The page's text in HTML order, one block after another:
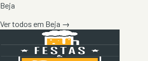
Beja
Ver todos em Beja →